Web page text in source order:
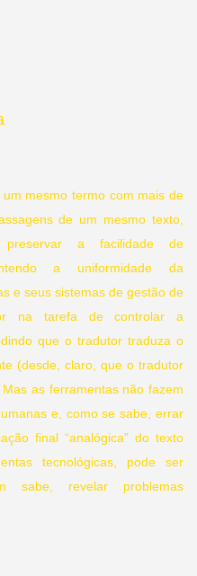
mesmo termo com mais de
de um mesmo texto,
a facilidade de
a uniformidade da
e seus sistemas de gestão de
na tarefa de controlar a
que o tradutor traduza o
(desde, claro, que o tradutor
as ferramentas não fazem
e, como se sabe, errar
final “analógica” do texto
tecnológicas, pode ser
sabe, revelar problemas